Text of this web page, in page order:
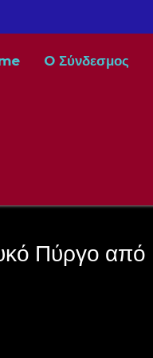
O Σύνδεσμος
Πύργο από